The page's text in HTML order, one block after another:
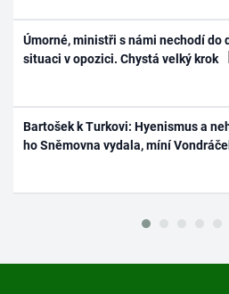
Úmorné, ministři s námi nechodí do
situaci v opozici. Chystá velký krok
Bartošek k Turkovi: Hyenismus a
ho Sněmovna vydala, míní